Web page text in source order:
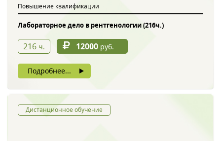
Повышение квалификации
Лабораторное дело в рентгенологии (216ч.)
216 ч. 12000 руб.
Подробнее...
Дистанционное обучение